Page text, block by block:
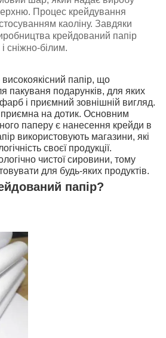
папір?
папір, що
пакуваня подарунків, для яких
і приємний зовнішній вигляд.
приємна на дотик. Основним
паперу є нанесення крейди в
використовують магазини, які
своєї продукції.
чистої сировини, тому
для будь-яких продуктів.
Процес крейдування
каоліну. Завдяки
крейдований папір
сніжно-білим.